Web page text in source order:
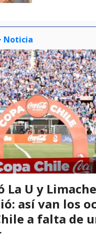
Noticia
La U y
así van los
a falta de